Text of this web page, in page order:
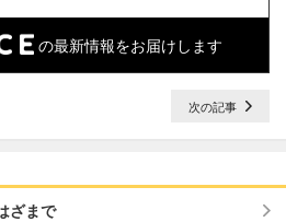
の最新情報をお届けします
次の記事
ざまで